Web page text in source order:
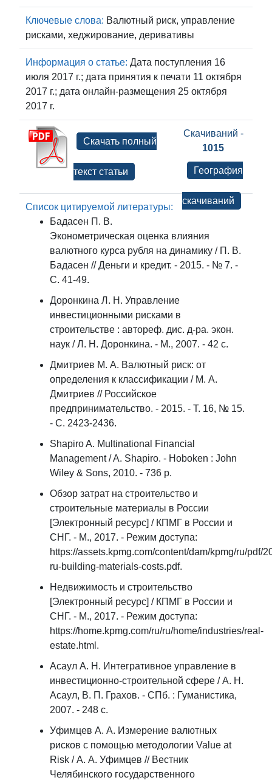
Ключевые слова: Валютный риск, управление
рисками, хеджирование, деривативы
Информация о статье: Дата поступления 16
июля 2017 г.; дата принятия к печати 11 октября
2017 г.; дата онлайн-размещения 25 октября
2017 г.
Скачиваний -
1015
География
скачиваний
Скачать полный
текст статьи
Список цитируемой литературы:
Бадасен П. В.
Эконометрическая оценка влияния
валютного курса рубля на динамику / П. В.
Бадасен // Деньги и кредит. - 2015. - № 7. -
С. 41-49.
Доронкина Л. Н. Управление
инвестиционными рисками в
строительстве : автореф. дис. д-ра. экон.
наук / Л. Н. Доронкина. - М., 2007. - 42 с.
Дмитриев М. А. Валютный риск: от
определения к классификации / М. А.
Дмитриев // Российское
предпринимательство. - 2015. - Т. 16, № 15.
- С. 2423-2436.
Shapiro A. Multinational Financial
Management / A. Shapiro. - Hoboken : John
Wiley & Sons, 2010. - 736 p.
Обзор затрат на строительство и
строительные материалы в России
[Электронный ресурс] / КПМГ в России и
СНГ. - М., 2017. - Режим доступа:
https://assets.kpmg.com/content/dam/kpmg/ru/pdf/
ru-building-materials-costs.pdf.
Недвижимость и строительство
[Электронный ресурс] / КПМГ в России и
СНГ. - М., 2017. - Режим доступа:
https://home.kpmg.com/ru/ru/home/industries/real-
estate.html.
Асаул А. Н. Интегративное управление в
инвестиционно-строительной сфере / А. Н.
Асаул, В. П. Грахов. - СПб. : Гуманистика,
2007. - 248 с.
Уфимцев А. А. Измерение валютных
рисков с помощью методологии Value at
Risk / А. А. Уфимцев // Вестник
Челябинского государственного